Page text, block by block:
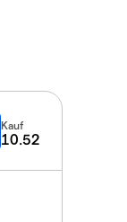
Kauf
10.52